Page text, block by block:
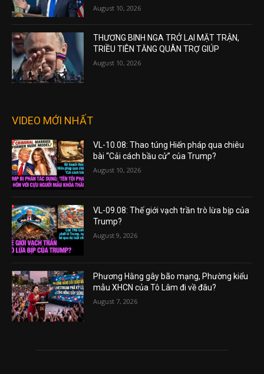
August 10, 2026
THƯƠNG BINH NGA TRỞ LẠI MẶT TRẬN,
TRIỀU TIÊN TĂNG QUÂN TRỢ GIÚP
August 10, 2026
VIDEO MỚI NHẤT
VL-10.08: Thao túng Hiến pháp qua chiêu
bài “Cải cách bầu cử” của Trump?
August 10, 2026
VL-09.08: Thế giới vạch trần trò lừa bịp của
Trump?
August 9, 2026
Phương Hằng gây bão mạng, Phường kiểu
mẫu XHCN của Tô Lâm đi về đâu?
August 7, 2026